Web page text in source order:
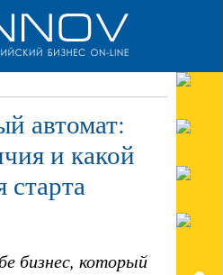
автомат:
и какой
старта
бизнес, который